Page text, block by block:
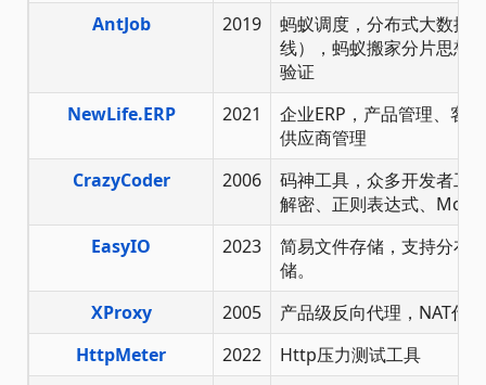
AntJob
2019
蚂蚁调度，分布式大数据
线），蚂蚁搬家分片思想
验证
NewLife.ERP
2021
企业ERP，产品管理、客
供应商管理
CrazyCoder
2006
码神工具，众多开发者工
解密、正则表达式、
EasyIO
2023
简易文件存储，支持分布
储。
XProxy
2005
产品级反向代理，NAT代
HttpMeter
2022
Http压力测试工具